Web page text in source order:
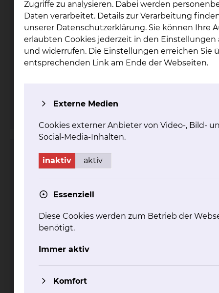
Fichtengrund 1, 38126 Braunschweig
Kinder- & Jugendmedizin
Fichtengrund 1, 38126 Braunschweig
Tel.:+49 531 595 4909
Tel.: +49 531 595 4908
Zugriffe zu analysieren. Dabei werden
Daten verarbeitet. Details zur Verarbeitung
unserer Datenschutzerklärung. Sie können Ihre
erlaubten Cookies jederzeit in den Einstellungen
und widerrufen. Die Einstellungen erreichen Sie
entsprechenden Link am Ende der Webseiten.
Externe Medien
Cookies externer Anbieter von Video-, Bild-
Social-Media-Inhalten.
inaktiv aktiv
Essenziell
Diese Cookies werden zum Betrieb der
benötigt.
Immer aktiv
Komfort